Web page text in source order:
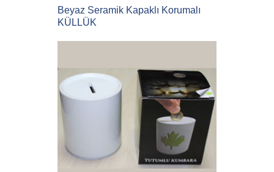
Beyaz Seramik Kapaklı Korumalı
KÜLLÜK